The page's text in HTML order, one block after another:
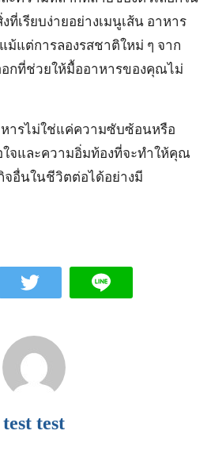
เรียบง่ายอย่างเมนูเส้น อาหาร
ม้แต่การลองรสชาติใหม่ ๆ จาก
กที่ช่วยให้มื้ออาหารของคุณไม่
ารไม่ใช่แค่ความซับซ้อนหรือ
จและความอิ่มท้องที่จะทำให้คุณ
จอื่นในชีวิตต่อได้อย่างมี
test test